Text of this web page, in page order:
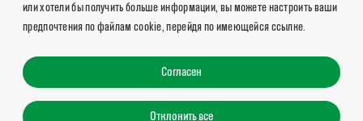
или хотели бы получить больше информации, вы можете настроить ваши
предпочтения по файлам cookie, перейдя по имеющейся ссылке.
Согласен
Отклонить все